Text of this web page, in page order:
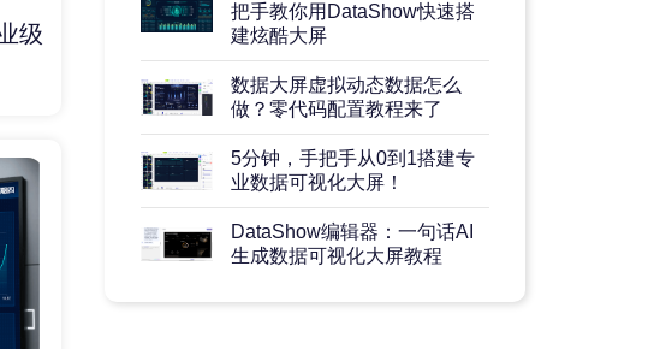
级
把手教你用DataShow快速搭
建炫酷大屏
数据大屏虚拟动态数据怎么
做？零代码配置教程来了
5分钟，手把手从0到1搭建专
业数据可视化大屏！
DataShow编辑器：一句话AI
生成数据可视化大屏教程